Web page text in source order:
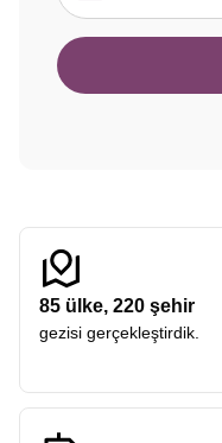
85 ülke, 220 şehir
gezisi gerçekleştirdik.